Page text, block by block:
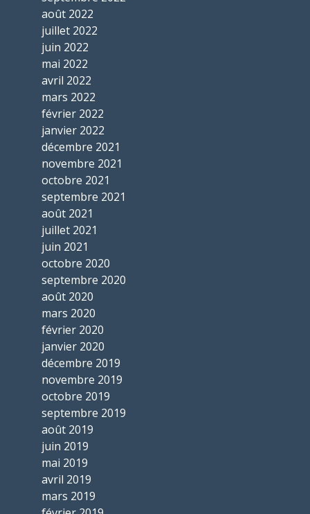
août 2022
juillet 2022
juin 2022
mai 2022
avril 2022
mars 2022
février 2022
janvier 2022
décembre 2021
novembre 2021
octobre 2021
septembre 2021
août 2021
juillet 2021
juin 2021
octobre 2020
septembre 2020
août 2020
mars 2020
février 2020
janvier 2020
décembre 2019
novembre 2019
octobre 2019
septembre 2019
août 2019
juin 2019
mai 2019
avril 2019
mars 2019